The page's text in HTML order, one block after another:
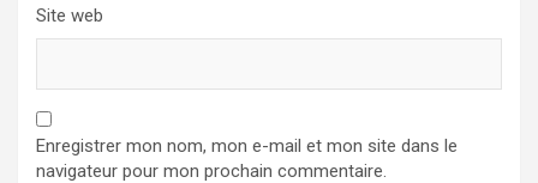
Site web
Enregistrer mon nom, mon e-mail et mon site dans le
navigateur pour mon prochain commentaire.